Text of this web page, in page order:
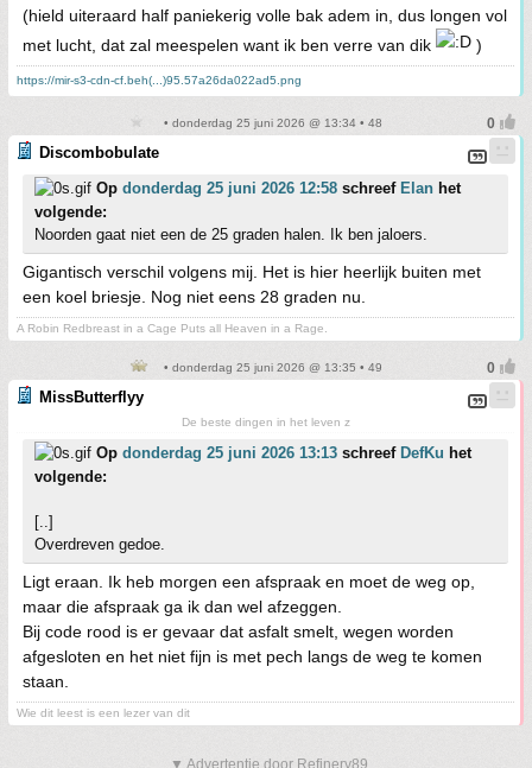
(hield uiteraard half paniekerig volle bak adem in, dus longen vol
met lucht, dat zal meespelen want ik ben verre van dik
)
https://mir-s3-cdn-cf.beh(...)95.57a26da022ad5.png
• donderdag 25 juni 2026 @ 13:34 • 48
Discombobulate
Op donderdag 25 juni 2026 12:58 schreef Elan het
volgende:
Noorden gaat niet een de 25 graden halen. Ik ben jaloers.
Gigantisch verschil volgens mij. Het is hier heerlijk buiten met
een koel briesje. Nog niet eens 28 graden nu.
A Robin Redbreast in a Cage Puts all Heaven in a Rage.
• donderdag 25 juni 2026 @ 13:35 • 49
MissButterflyy
De beste dingen in het leven z
Op donderdag 25 juni 2026 13:13 schreef DefKu het
volgende:
[..]
Overdreven gedoe.
Ligt eraan. Ik heb morgen een afspraak en moet de weg op,
maar die afspraak ga ik dan wel afzeggen.
Bij code rood is er gevaar dat asfalt smelt, wegen worden
afgesloten en het niet fijn is met pech langs de weg te komen
staan.
Wie dit leest is een lezer van dit